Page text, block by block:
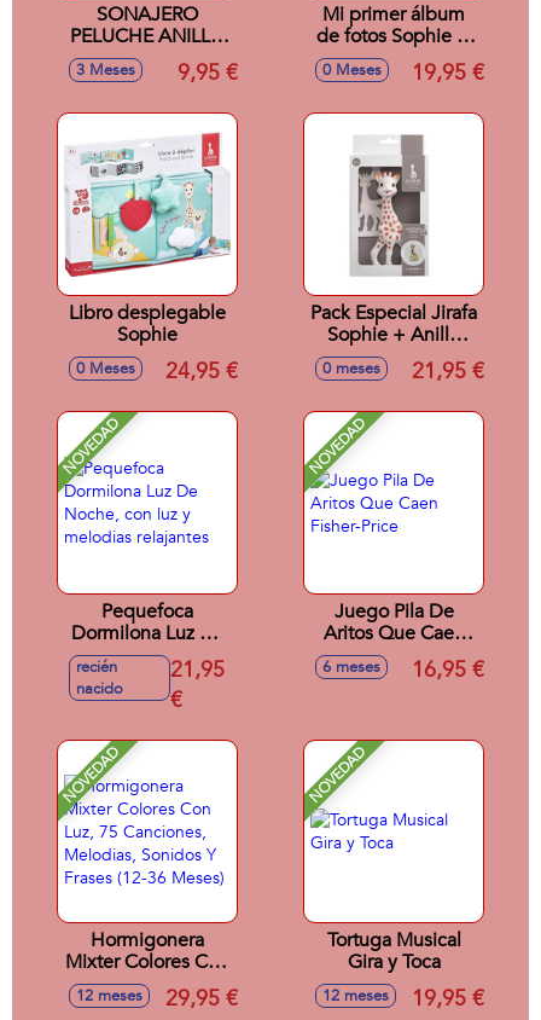
SONAJERO
PELUCHE ANILLO
DENTICION
SOPHIE
3 Meses 9,95 €
Mi primer álbum
de fotos Sophie la
girafe
0 Meses 19,95 €
Libro desplegable
Sophie
0 Meses 24,95 €
Pack Especial Jirafa
Sophie + Anillo
Dentición
0 meses 21,95 €
NOVEDAD
Pequefoca
Dormilona Luz De
Noche, con luz y
melodias relajantes
recién
nacido
21,95
€
NOVEDAD
Juego Pila De
Aritos Que Caen
Fisher-Price
6 meses 16,95 €
NOVEDAD
Hormigonera
Mixter Colores Con
Luz, 75 Canciones,
Melodias, Sonidos
12 meses 29,95 €
NOVEDAD
Tortuga Musical
Gira y Toca
12 meses 19,95 €